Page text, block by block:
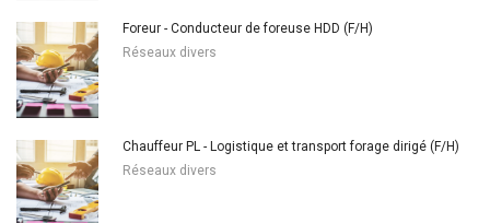
Foreur - Conducteur de foreuse HDD (F/H)
Réseaux divers
Chauffeur PL - Logistique et transport forage dirigé (F/H)
Réseaux divers